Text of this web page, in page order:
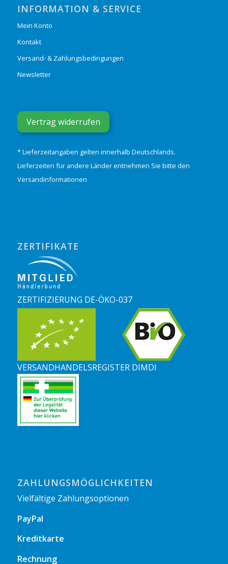
INFORMATION & SERVICE
Mein Konto
Kontakt
Versand- & Zahlungsbedingungen
Newsletter
Vertrag widerrufen
* Lieferzeitangaben gelten innerhalb Deutschlands.
Lieferzeiten für andere Länder entnehmen Sie bitte den
Versandinformationen
ZERTIFIKATE
ZERTIFIZIERUNG DE-ÖKO-037
VERSANDHANDELSREGISTER DIMDI
ZAHLUNGSMÖGLICHKEITEN
Vielfältige Zahlungsoptionen
PayPal
Kreditkarte
Rechnung